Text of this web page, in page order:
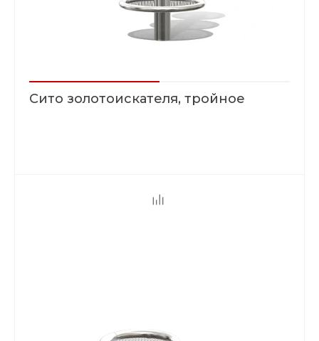
Сито золотоискателя, тройное